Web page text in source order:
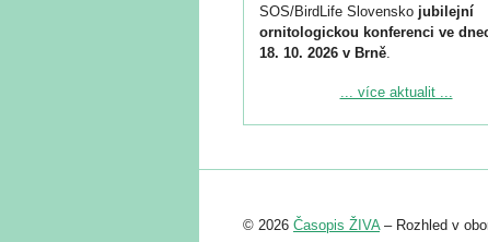
SOS/BirdLife Slovensko jubilejní
ornitologickou konferenci ve
18. 10. 2026 v Brně.
Podrobnější informace ke konferenci
Registrovat se můžete do 6. září.
abstraktu přihlášené přednášky
... více aktualit ...
© 2026 Časopis ŽIVA– Rozhled v